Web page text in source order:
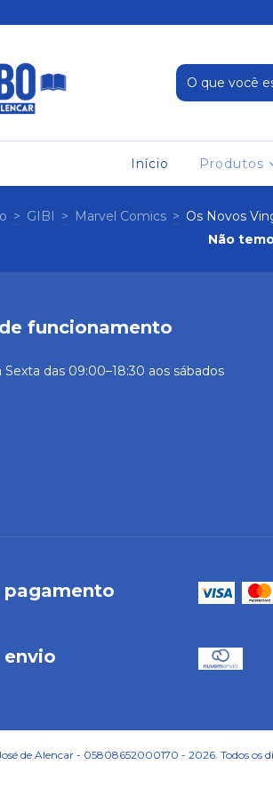
Início Produtos
> GIBI > Marvel Comics > Os Novos
Não
funcionamento
Sexta das 09:00–18:30 aos sábados
pagamento
envio
de Alencar - 05808652000170 - 2026. Todos os